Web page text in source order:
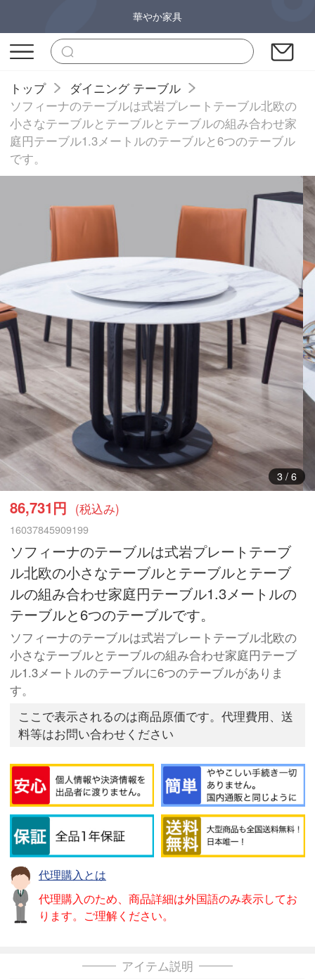
華やか家具
トップ
ダイニング テーブル
ソフィーナのテーブルは式岩プレートテーブル北欧の
小さなテーブルとテーブルとテーブルの組み合わせ家
庭円テーブル1.3メートルのテーブルと6つのテーブル
です。
3/ 6
86,731円 (税込み)
16037845909199
ソフィーナのテーブルは式岩プレートテーブ
ル北欧の小さなテーブルとテーブルとテーブ
ルの組み合わせ家庭円テーブル1.3メートルの
テーブルと6つのテーブルです。
ソフィーナのテーブルは式岩プレートテーブル北欧の
小さなテーブルとテーブルの組み合わせ家庭円テーブ
ル1.3メートルのテーブルに6つのテーブルがありま
す。
ここで表示されるのは商品原価です。代理費用、送
料等はお問い合わせください
代理購入とは
代理購入のため、商品詳細は外国語のみ表示してお
ります。ご理解ください。
アイテム説明